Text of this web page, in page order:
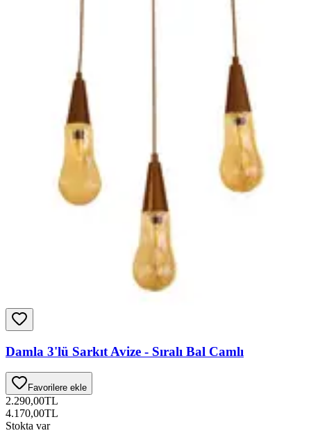
Damla 3'lü Sarkıt Avize - Sıralı Bal Camlı
Favorilere ekle
2.290,00TL
4.170,00TL
Stokta var